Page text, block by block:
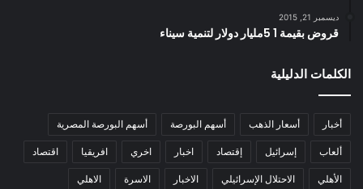
ديسمبر 21, 2015
قروض بقيمة 1 5مليار دولار لتنمية سيناء
الكلمات الدليلية
أخبار أسعار الذهب أسهم البورصة أسهم البورصة المصرية
ألعاب إسرائيل إقتصاد اخبار اخري افريقيا اقتصاد
الأهلي الاحتلال الإسرائيلي الاخبار الاسرة الاهلي